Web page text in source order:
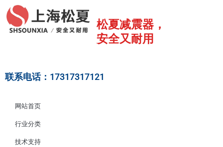
至
松夏减震器，
安全又耐用
联系电话：17317317121
网站首页
行业分类
技术支持